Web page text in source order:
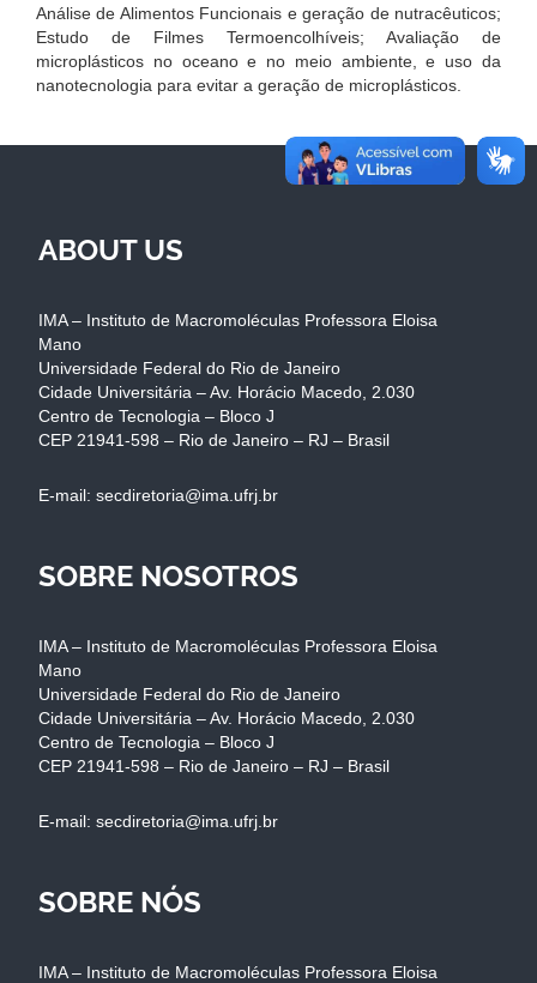
Análise de Alimentos Funcionais e geração de nutracêuticos;
Estudo de Filmes Termoencolhíveis; Avaliação de
microplásticos no oceano e no meio ambiente, e uso da
nanotecnologia para evitar a geração de microplásticos.
ABOUT US
IMA – Instituto de Macromoléculas Professora Eloisa
Mano
Universidade Federal do Rio de Janeiro
Cidade Universitária – Av. Horácio Macedo, 2.030
Centro de Tecnologia – Bloco J
CEP 21941-598 – Rio de Janeiro – RJ – Brasil
E-mail: secdiretoria@ima.ufrj.br
SOBRE NOSOTROS
IMA – Instituto de Macromoléculas Professora Eloisa
Mano
Universidade Federal do Rio de Janeiro
Cidade Universitária – Av. Horácio Macedo, 2.030
Centro de Tecnologia – Bloco J
CEP 21941-598 – Rio de Janeiro – RJ – Brasil
E-mail: secdiretoria@ima.ufrj.br
SOBRE NÓS
IMA – Instituto de Macromoléculas Professora Eloisa